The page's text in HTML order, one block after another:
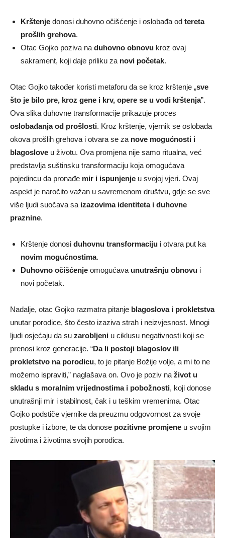
Krštenje donosi duhovno očišćenje i oslobađa od tereta
prošlih grehova.
Otac Gojko poziva na duhovno obnovu kroz ovaj
sakrament, koji daje priliku za novi početak.
Otac Gojko također koristi metaforu da se kroz krštenje „sve
što je bilo pre, kroz gene i krv, opere se u vodi krštenja”.
Ova slika duhovne transformacije prikazuje proces
oslobađanja od prošlosti. Kroz krštenje, vjernik se oslobađa
okova prošlih grehova i otvara se za nove mogućnosti i
blagoslove u životu. Ova promjena nije samo ritualna, već
predstavlja suštinsku transformaciju koja omogućava
pojedincu da pronađe mir i ispunjenje u svojoj vjeri. Ovaj
aspekt je naročito važan u savremenom društvu, gdje se sve
više ljudi suočava sa izazovima identiteta i duhovne
praznine.
Krštenje donosi duhovnu transformaciju i otvara put ka
novim mogućnostima.
Duhovno očišćenje omogućava unutrašnju obnovu i
novi početak.
Nadalje, otac Gojko razmatra pitanje blagoslova i prokletstva
unutar porodice, što često izaziva strah i neizvjesnost. Mnogi
ljudi osjećaju da su zarobljeni u ciklusu negativnosti koji se
prenosi kroz generacije. “Da li postoji blagoslov ili
prokletstvo na porodicu, to je pitanje Božije volje, a mi to ne
možemo ispraviti,” naglašava on. Ovo je poziv na život u
skladu s moralnim vrijednostima i pobožnosti, koji donose
unutrašnji mir i stabilnost, čak i u teškim vremenima. Otac
Gojko podstiče vjernike da preuzmu odgovornost za svoje
postupke i izbore, te da donose pozitivne promjene u svojim
životima i životima svojih porodica.